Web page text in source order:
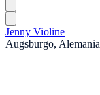
Jenny Violine
Augsburgo, Alemania